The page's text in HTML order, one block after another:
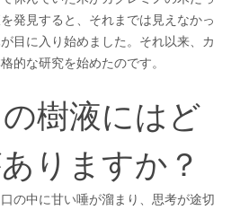
発見すると、それまでは見えなかっ
目に入り始めました。それ以来、カ
的な研究を始めたのです。
樹液にはど
りますか？
の中に甘い唾が溜まり、思考が途切